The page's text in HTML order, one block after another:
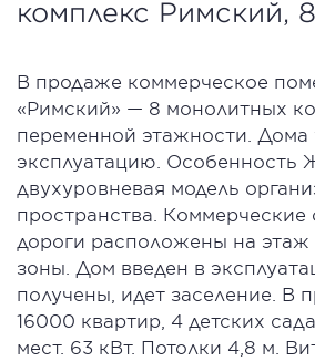
комплекс Римский, 8
В продаже коммерческое
«Римский» — 8 монолитных
переменной этажности. Дома
эксплуатацию. Особенность
двухуровневая модель
пространства. Коммерческие
дороги расположены на
зоны. Дом введен в
получены, идет заселение. В
16000 квартир, 4 детских
мест. 63 кВт. Потолки 4,8 м.